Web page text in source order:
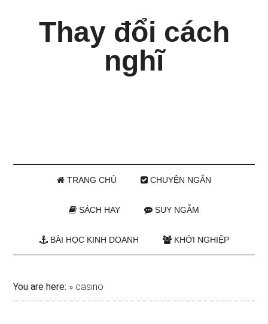
Thay đổi cách
nghĩ
TRANG CHỦ CHUYỆN NGẮN
SÁCH HAY SUY NGẪM
BÀI HỌC KINH DOANH KHỞI NGHIỆP
You are here: » casino